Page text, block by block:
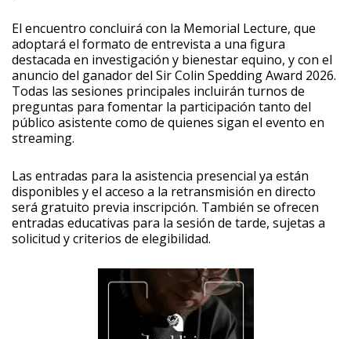
El encuentro concluirá con la Memorial Lecture, que
adoptará el formato de entrevista a una figura
destacada en investigación y bienestar equino, y con el
anuncio del ganador del Sir Colin Spedding Award 2026.
Todas las sesiones principales incluirán turnos de
preguntas para fomentar la participación tanto del
público asistente como de quienes sigan el evento en
streaming.
Las entradas para la asistencia presencial ya están
disponibles y el acceso a la retransmisión en directo
será gratuito previa inscripción. También se ofrecen
entradas educativas para la sesión de tarde, sujetas a
solicitud y criterios de elegibilidad.